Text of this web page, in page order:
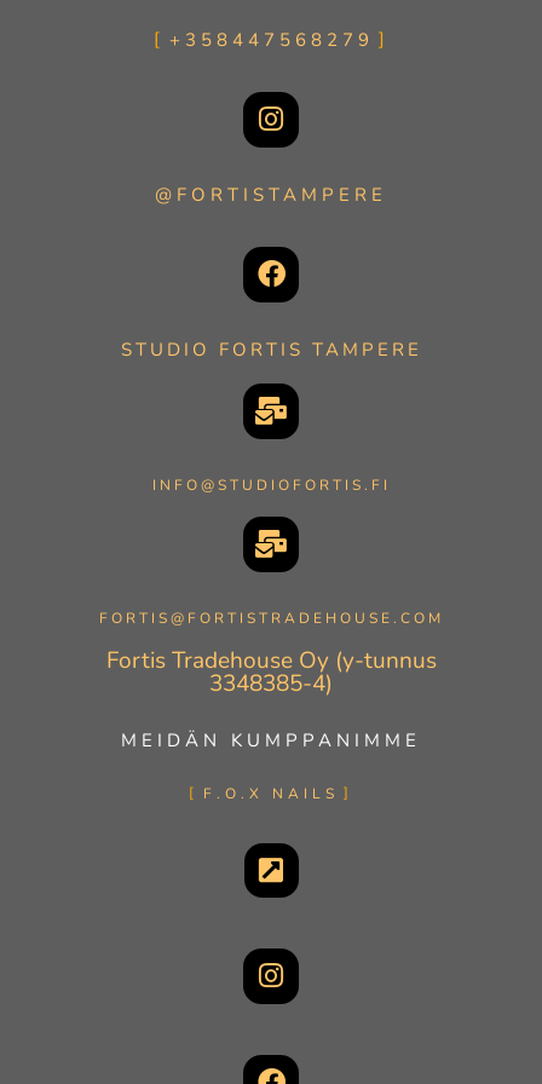
+358447568279
@FORTISTAMPERE
STUDIO FORTIS TAMPERE
INFO@STUDIOFORTIS.FI
FORTIS@FORTISTRADEHOUSE.COM
Fortis Tradehouse Oy (y-tunnus
3348385-4)
MEIDÄN KUMPPANIMME
F.O.X NAILS